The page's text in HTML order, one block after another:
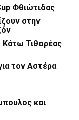
Φθιώτιδας
στην
Κάτω Τιθορέας
τον Αστέρα
και